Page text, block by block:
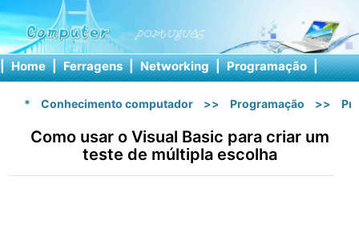
| Home | Ferragens | Networking | Programação |
* Conhecimento computador >> Programação >>
Como usar o Visual Basic para criar um
teste de múltipla escolha